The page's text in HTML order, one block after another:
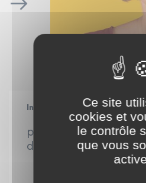
Instruments
prêt.e à te rythmer
de...
Ce site
cookies et
le contrôle
que vous